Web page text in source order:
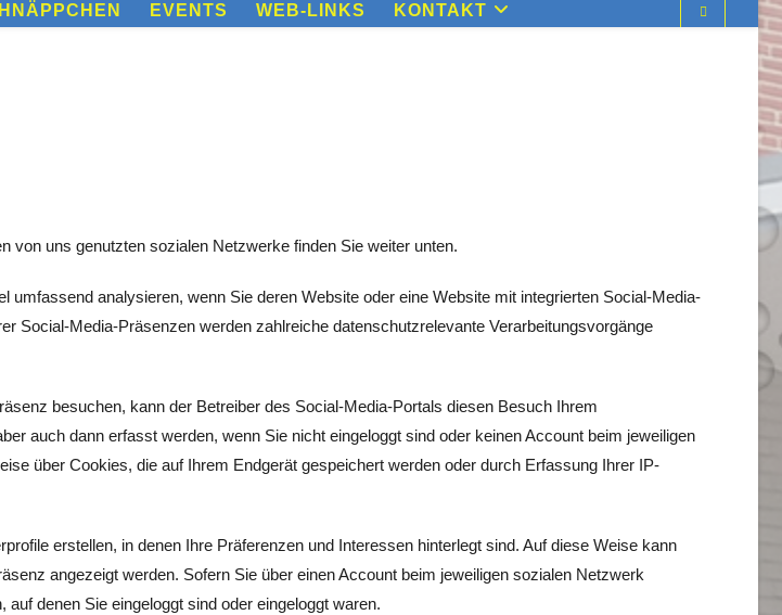
EVENTS WEB-LINKS KONTAKT
von uns genutzten sozialen Netzwerke finden Sie weiter unten.
analysieren, wenn Sie deren Website oder eine Website mit integrierten Social-Media-
Social-Media-Präsenzen werden zahlreiche datenschutzrelevante Verarbeitungsvorgänge
besuchen, kann der Betreiber des Social-Media-Portals diesen Besuch Ihrem
auch dann erfasst werden, wenn Sie nicht eingeloggt sind oder keinen Account beim jeweiligen
über Cookies, die auf Ihrem Endgerät gespeichert werden oder durch Erfassung Ihrer IP-
erstellen, in denen Ihre Präferenzen und Interessen hinterlegt sind. Auf diese Weise kann
angezeigt werden. Sofern Sie über einen Account beim jeweiligen sozialen Netzwerk
denen Sie eingeloggt sind oder eingeloggt waren.